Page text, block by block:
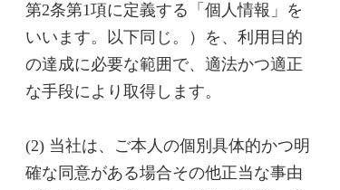
第2条第1項に定義する「個人情報」を
いいます。以下同じ。）を、利用目的
の達成に必要な範囲で、適法かつ適正
な手段により取得します。
(2) 当社は、ご本人の個別具体的かつ明
確な同意がある場合その他正当な事由